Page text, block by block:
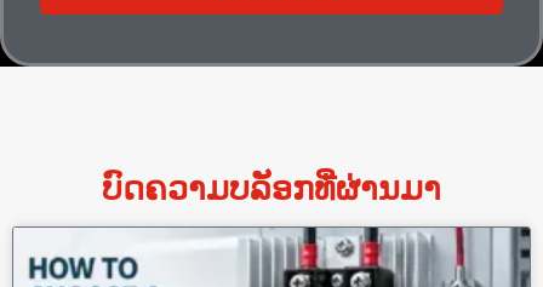
ບົດຄວາມບລັອກທີ່ຜ່ານມາ